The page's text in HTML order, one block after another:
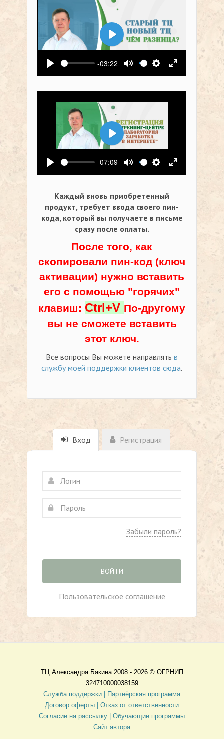
Воспроизвести
-03:22
Выключить звук
Настройки
На весь
Воспроизвести
Воспроизвести
-07:09
Выключить звук
Настройки
На весь
Воспроизвести
Каждый вновь приобретенный
продукт, требует ввода своего пин-
кода, который вы получаете в письме
сразу после оплаты.
После того, как
скопировали пин-код (ключ
активации) нужно вставить
его с помощью "горячих"
клавиш: Ctrl+V По-другому
вы не сможете вставить
этот ключ.
Все вопросы Вы можете направлять в
службу моей поддержки клиентов сюда.
Вход Регистрация
Забыли пароль?
ВОЙТИ
Пользовательское соглашение
ТЦ Александра Бакина 2008 - 2026 © ОГРНИП
324710000038159
Служба поддержки |
Партнёрская программа
Договор оферты
| Отказ от ответственности
Согласие на рассылку | Обучающие программы
Сайт автора